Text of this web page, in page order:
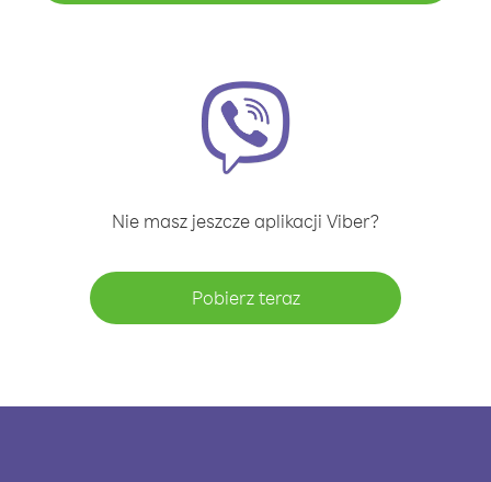
Nie masz jeszcze aplikacji Viber?
Pobierz teraz